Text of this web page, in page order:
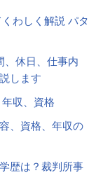
わしく解説 パタ
、休日、仕事内
します
収、資格
、資格、年収の
歴は？裁判所事